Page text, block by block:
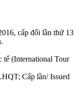
cấp đổi lần thứ 13
tế (International Tour
Cấp lần/ Issued